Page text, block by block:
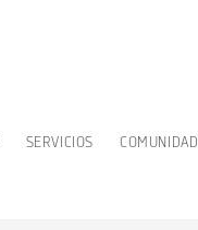
SERVICIOS COMUNIDAD